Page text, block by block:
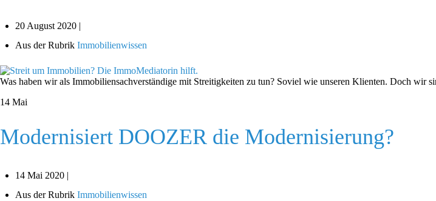
20 August 2020 |
Aus der Rubrik Immobilienwissen
Was haben wir als Immobiliensachverständige mit Streitigkeiten zu tun? Soviel wie unseren Klienten. Doch wir
14 Mai
Modernisiert DOOZER die Modernisierung?
14 Mai 2020 |
Aus der Rubrik Immobilienwissen